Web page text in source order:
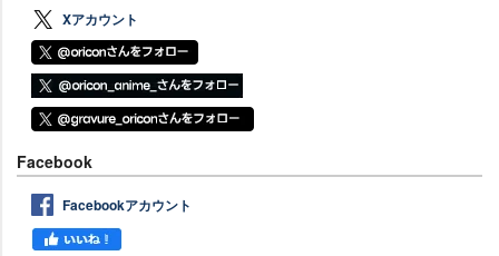
Xアカウント
Facebook
Facebookアカウント